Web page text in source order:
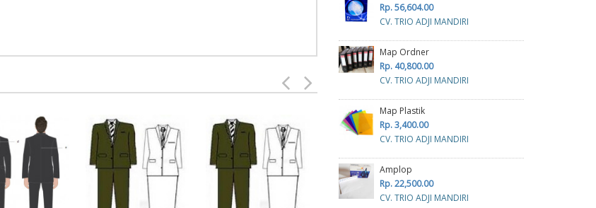
Rp. 56,604.00
CV. TRIO ADJI MANDIRI
Map Ordner
Rp. 40,800.00
CV. TRIO ADJI MANDIRI
Map Plastik
Rp. 3,400.00
CV. TRIO ADJI MANDIRI
Amplop
Rp. 22,500.00
CV. TRIO ADJI MANDIRI